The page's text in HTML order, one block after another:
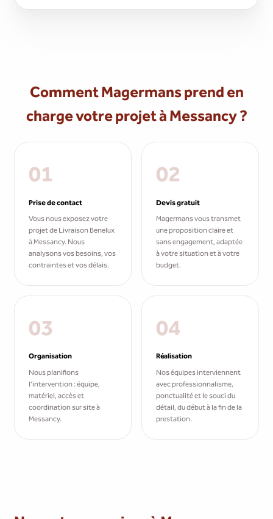
Comment Magermans prend en
charge votre projet à Messancy ?
01
Prise de contact
Vous nous exposez votre
projet de Livraison Benelux
à Messancy. Nous
analysons vos besoins, vos
contraintes et vos délais.
02
Devis gratuit
Magermans vous transmet
une proposition claire et
sans engagement, adaptée
à votre situation et à votre
budget.
03
Organisation
Nous planifions
l'intervention : équipe,
matériel, accès et
coordination sur site à
Messancy.
04
Réalisation
Nos équipes interviennent
avec professionnalisme,
ponctualité et le souci du
détail, du début à la fin de la
prestation.